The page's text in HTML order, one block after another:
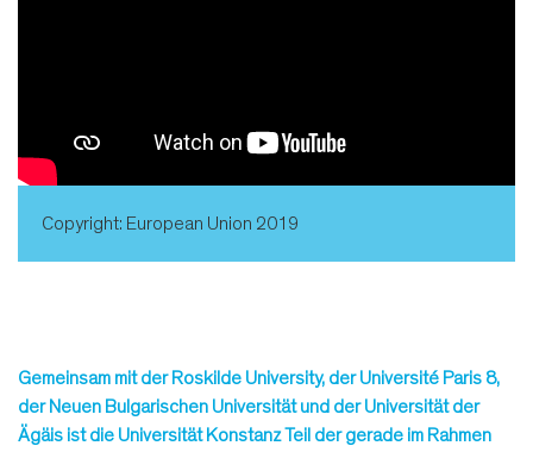
Copyright: European Union 2019
Gemeinsam mit der Roskilde University, der Université Paris 8,
der Neuen Bulgarischen Universität und der Universität der
Ägäis ist die Universität Konstanz Teil der gerade im Rahmen